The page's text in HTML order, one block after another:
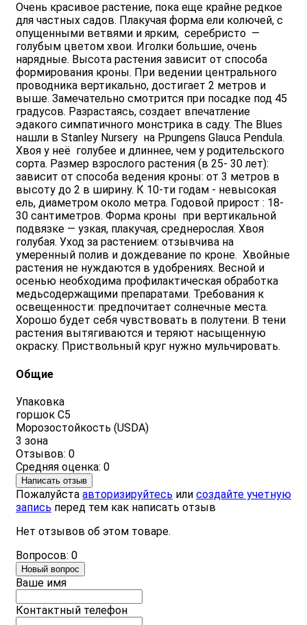
Очень красивое растение, пока еще крайне редкое
для частных садов. Плакучая форма ели колючей, с
опущенными ветвями и ярким, серебристо —
голубым цветом хвои. Иголки большие, очень
нарядные. Высота растения зависит от способа
формирования кроны. При ведении центрального
проводника вертикально, достигает 2 метров и
выше. Замечательно смотрится при посадке под 45
градусов. Разрастаясь, создает впечатление
эдакого симпатичного монстрика в саду. The Blues
нашли в Stanley Nursery на P.pungens Glauca Pendula.
Хвоя у неё голубее и длиннее, чем у родительского
сорта. Размер взрослого растения (в 25- 30 лет):
зависит от способа ведения кроны: от 3 метров в
высоту до 2 в ширину. К 10-ти годам - невысокая
ель, диаметром около метра. Годовой прирост : 18-
30 сантиметров. Форма кроны при вертикальной
подвязке — узкая, плакучая, среднерослая. Хвоя
голубая. Уход за растением: отзывчива на
умеренный полив и дождевание по кроне. Хвойные
растения не нуждаются в удобрениях. Весной и
осенью необходима профилактическая обработка
медьсодержащими препаратами. Требования к
освещенности: предпочитает солнечные места.
Хорошо будет себя чувствовать в полутени. В тени
растения вытягиваются и теряют насыщенную
окраску. Приствольный круг нужно мульчировать.
Общие
Упаковка
горшок С5
Морозостойкость (USDA)
3 зона
Отзывов: 0
Средняя оценка: 0
Написать отзыв
Пожалуйста авторизируйтесь или создайте учетную
запись перед тем как написать отзыв
Нет отзывов об этом товаре.
Вопросов: 0
Новый вопрос
Ваше имя
Контактный телефон